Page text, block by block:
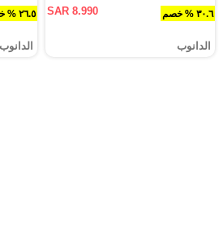
٣٠.٦ % خصم SAR 8.990
الدانوب
٢٦.٥ % خصم
الدانوب